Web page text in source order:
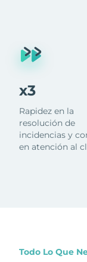
x3
Rapidez en la
resolución de
incidencias y
en atención al
Todo Lo Que